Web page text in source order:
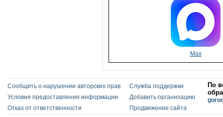
Max
Сообщить о нарушении авторских прав
Условия предоставления информации
Отказ от ответственности
Служба поддержки
Добавить организацию
Продвижение сайта
По